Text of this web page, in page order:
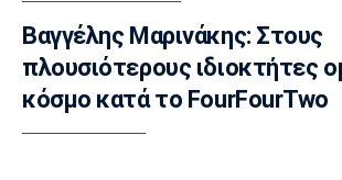
Πρόταση του Ολυμπιακού στην
τον Κρίστιαν Κάσερες
12:00
Βαγγέλης Μαρινάκης: Στους
πλουσιότερους ιδιοκτήτες
κόσμο κατά το FourFourTwo